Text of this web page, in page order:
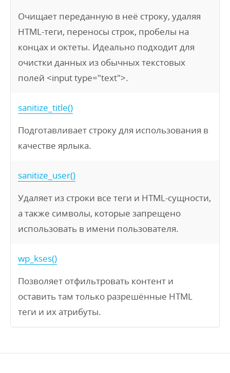
Очищает переданную в неё строку, удаляя
HTML-теги, переносы строк, пробелы на
концах и октеты. Идеально подходит для
очистки данных из обычных текстовых
полей <input type="text">.
sanitize_title()
Подготавливает строку для использования в
качестве ярлыка.
sanitize_user()
Удаляет из строки все теги и HTML-сущности,
а также символы, которые запрещено
использовать в имени пользователя.
wp_kses()
Позволяет отфильтровать контент и
оставить там только разрешённые HTML
теги и их атрибуты.